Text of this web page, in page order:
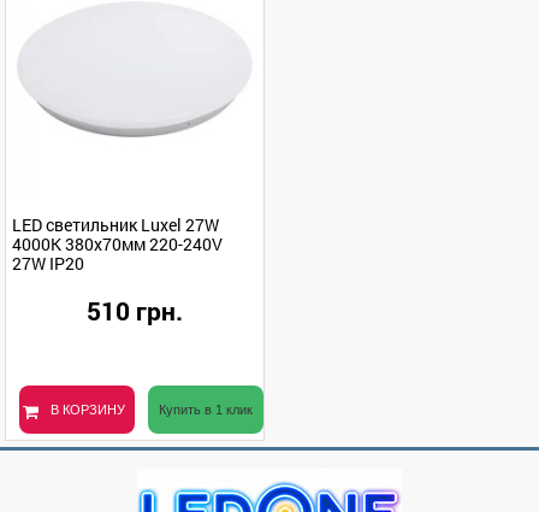
LED светильник Luxel 27W
4000K 380х70мм 220-240V
27W IP20
510 грн.
В КОРЗИНУ Купить в 1 клик